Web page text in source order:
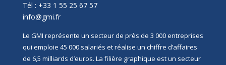
Tél : +33 1 55 25 67 57
info@gmi.fr
Le GMI représente un secteur de près de 3 000 entreprises
qui emploie 45 000 salariés et réalise un chiffre d’affaires
de 6,5 milliards d’euros. La filière graphique est un secteur